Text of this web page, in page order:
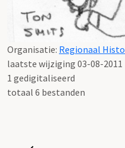
Organisatie: Regionaal
laatste wijziging 03-08-2011
1 gedigitaliseerd
totaal 6 bestanden